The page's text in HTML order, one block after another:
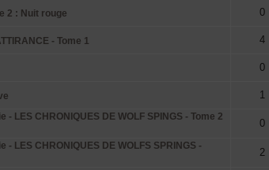
2 : Nuit rouge 0
- Tome 1 4
0
1
- LES CHRONIQUES DE WOLF SPINGS - Tome 2
0
- LES CHRONIQUES DE WOLFS SPRINGS -
2